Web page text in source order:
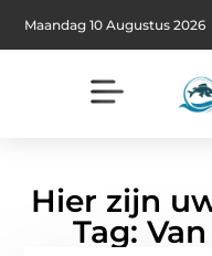
Maandag 10 Augustus 2026
Hier zijn
Tag: